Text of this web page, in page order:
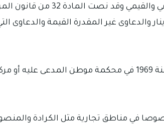
محكمة البداءة تنظر دعوى قيمة الصك بوصفها دعوى دين ومطالبة مالية متى دخلت في اختصاصها
دينار والدعاوى غير المقدرة القيمة والدعاوى
أما من حيث المكان فتقام دعوى الدين أو المنقول وفق المادة 37 من قانون المرافعات المدنية رقم 83 لسنة 1969 في
في مناطق تجارية مثل الكرادة